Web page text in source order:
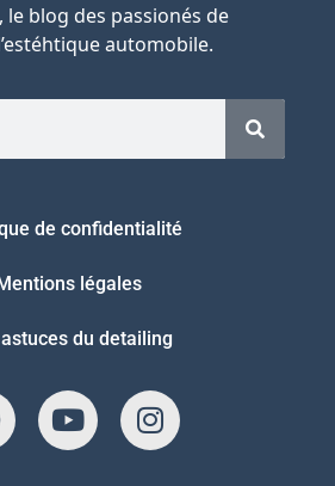
le blog des passionés de
automobile.
de confidentialité
légales
du detailing